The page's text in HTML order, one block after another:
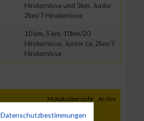
Hindernisse und 5km, Junior
2km/7 Hindernisse
10 km, 5 km, 10km/20
Hindernisse, Junior ca. 2km/7
Hindernisse
Monatsübersicht Archiv
Datenschutzbestimmungen